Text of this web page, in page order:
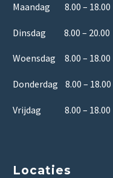
Maandag 8.00 – 18.00
Dinsdag 8.00 – 20.00
Woensdag 8.00 – 18.00
Donderdag 8.00 – 18.00
Vrijdag 8.00 – 18.00
Locaties